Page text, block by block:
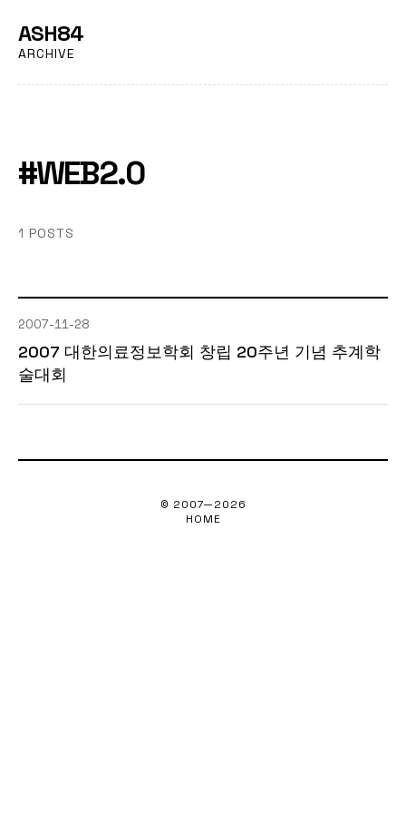
ASH84
ARCHIVE
#WEB2.0
1 POSTS
2007-11-28
2007 대한의료정보학회 창립 20주년 기념 추계학
술대회
© 2007—2026
HOME